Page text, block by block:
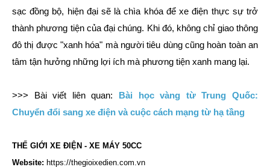
sạc đồng bộ, hiện đại sẽ là chìa khóa để xe điện thực sự trở
thành phương tiện của đại chúng. Khi đó, không chỉ giao thông
đô thị được "xanh hóa" mà người tiêu dùng cũng hoàn toàn an
tâm tận hưởng những lợi ích mà phương tiện xanh mang lại.
>>> Bài viết liên quan: Bài học vàng từ Trung Quốc:
Chuyển đổi sang xe điện và cuộc cách mạng từ hạ tầng
THẾ GIỚI XE ĐIỆN - XE MÁY 50CC
Website: https://thegioixedien.com.vn